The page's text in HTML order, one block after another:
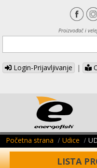
Proizvođač i
Login-Prijavljivanje |
Početna strana Udice
LISTA